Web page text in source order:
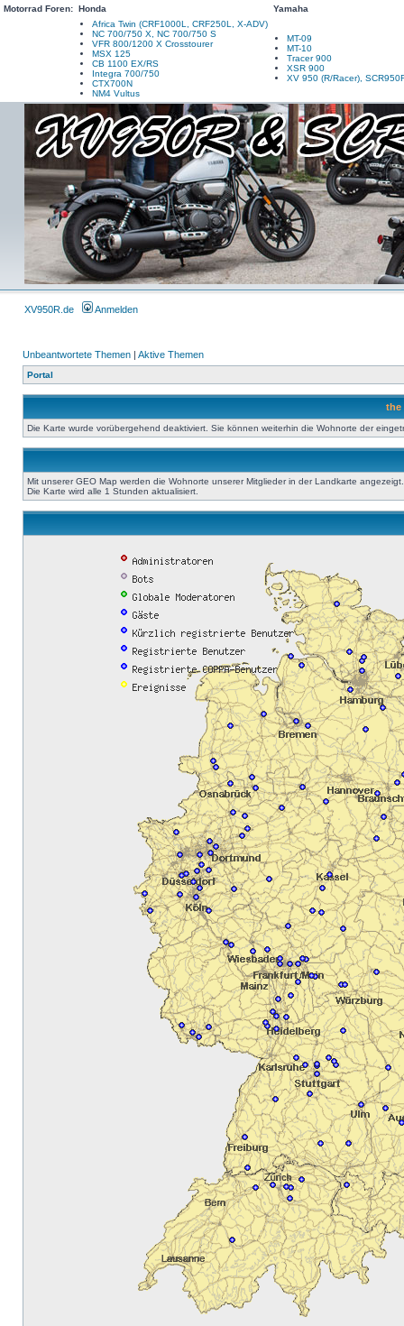
Motorrad Foren: Honda
Yamaha
Africa Twin (CRF1000L, CRF250L, X-ADV)
NC 700/750 X, NC 700/750 S
VFR 800/1200 X Crosstourer
MSX 125
CB 1100 EX/RS
Integra 700/750
CTX700N
NM4 Vultus
MT-09
MT-10
Tracer 900
XSR 900
XV 950 (R/Racer),
XV950R.de Anmelden
Unbeantwortete Themen | Aktive Themen
Portal
the
Die Karte wurde vorübergehend deaktiviert. Sie können weiterhin die Wohnorte der
Mit unserer GEO Map werden die Wohnorte unserer Mitglieder in der Landkarte
Die Karte wird alle 1 Stunden aktualisiert.